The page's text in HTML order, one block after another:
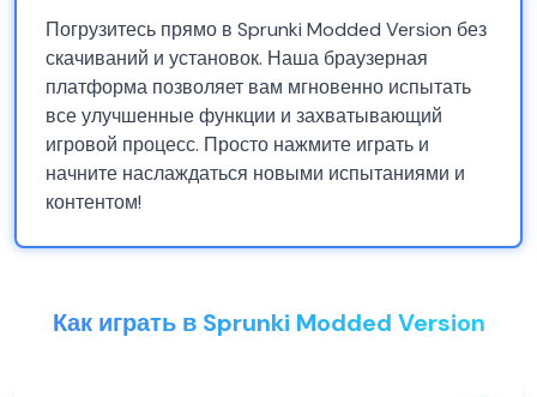
Погрузитесь прямо в Sprunki Modded Version без
скачиваний и установок. Наша браузерная
платформа позволяет вам мгновенно испытать
все улучшенные функции и захватывающий
игровой процесс. Просто нажмите играть и
начните наслаждаться новыми испытаниями и
контентом!
Как играть в Sprunki Modded Version